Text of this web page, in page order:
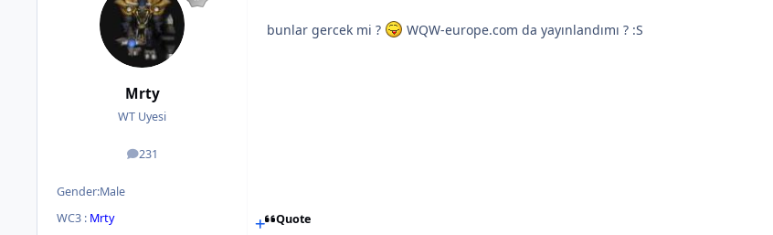
Mrty
WT Uyesi
231
posts
Gender:Male
WC3 : Mrty
bunlar gercek mi ? WQW-europe.com da yayınlandımı ? :S
Quote